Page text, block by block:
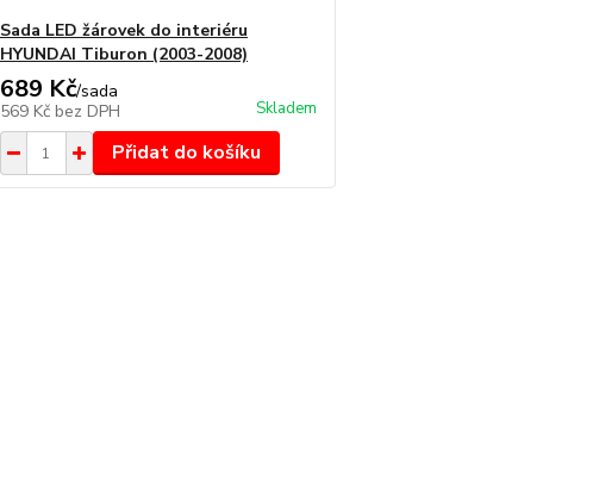
Sada LED žárovek do interiéru
HYUNDAI Tiburon (2003-2008)
689 Kč/sada
569 Kč bez DPH Skladem
Přidat do košíku